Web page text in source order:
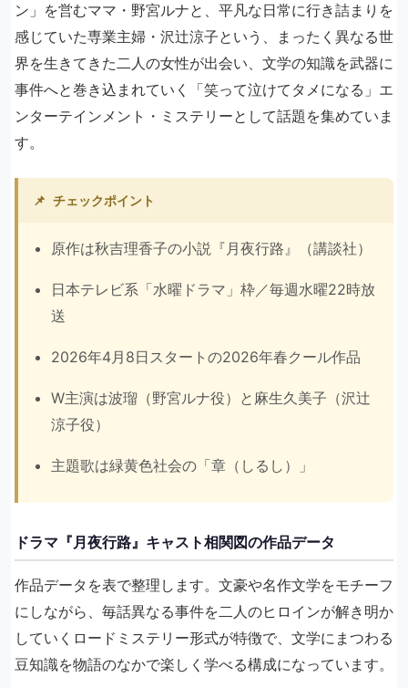
ン」を営むママ・野宮ルナと、平凡な日常に行き詰まりを
感じていた専業主婦・沢辻涼子という、まったく異なる世
界を生きてきた二人の女性が出会い、文学の知識を武器に
事件へと巻き込まれていく「笑って泣けてタメになる」エ
ンターテインメント・ミステリーとして話題を集めていま
す。
📌 チェックポイント
原作は秋吉理香子の小説『月夜行路』（講談社）
日本テレビ系「水曜ドラマ」枠／毎週水曜22時放
送
2026年4月8日スタートの2026年春クール作品
W主演は波瑠（野宮ルナ役）と麻生久美子（沢辻
涼子役）
主題歌は緑黄色社会の「章（しるし）」
ドラマ『月夜行路』キャスト相関図の作品データ
作品データを表で整理します。文豪や名作文学をモチーフ
にしながら、毎話異なる事件を二人のヒロインが解き明か
していくロードミステリー形式が特徴で、文学にまつわる
豆知識を物語のなかで楽しく学べる構成になっています。